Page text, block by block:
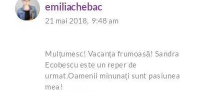
emiliachebac
21 mai 2018, 9:48 am
Mulțumesc! Vacanța frumoasă! Sandra
Ecobescu este un reper de
urmat.Oamenii minunați sunt pasiunea
mea!